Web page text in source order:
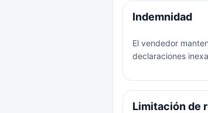
Indemnidad
El vendedor
declaraciones
Limitación de